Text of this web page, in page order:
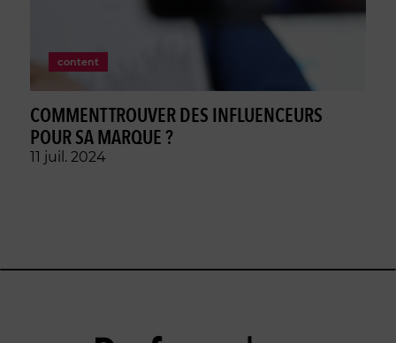
content
COMMENT TROUVER DES INFLUENCEURS
POUR SA MARQUE ?
11 juil. 2024